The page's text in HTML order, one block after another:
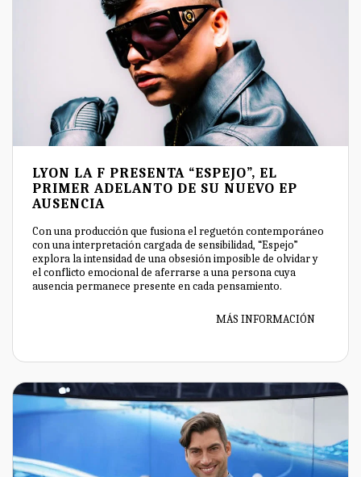
LYON LA F PRESENTA “ESPEJO”, EL
PRIMER ADELANTO DE SU NUEVO EP
AUSENCIA
Con una producción que fusiona el reguetón contemporáneo
con una interpretación cargada de sensibilidad, “Espejo”
explora la intensidad de una obsesión imposible de olvidar y
el conflicto emocional de aferrarse a una persona cuya
ausencia permanece presente en cada pensamiento.
MÁS INFORMACIÓN